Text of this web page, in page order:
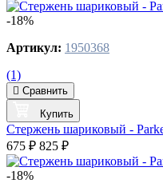
-18%
Артикул: 1950368
(1)
Сравнить
Купить
Стержень шариковый -
675 ₽ 825 ₽
-18%